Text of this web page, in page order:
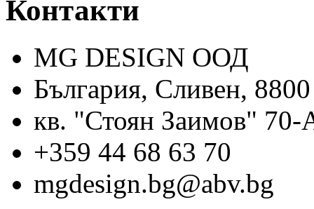
Контакти
MG DESIGN ООД
България, Сливен, 8800
кв. "Стоян Заимов" 70-
+359 44 68 63 70
mgdesign.bg@abv.bg